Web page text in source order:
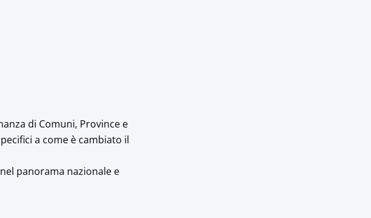
di Comuni, Province e
a come è cambiato il
panorama nazionale e